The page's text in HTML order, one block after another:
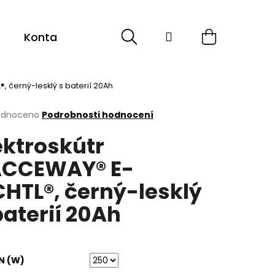
Kontakt HledatPřihlášeníNákupní
černý-lesklý s baterií 20Ah
Podrobnosti hodnocení
E-
černý-lesklý
20Ah
(W)